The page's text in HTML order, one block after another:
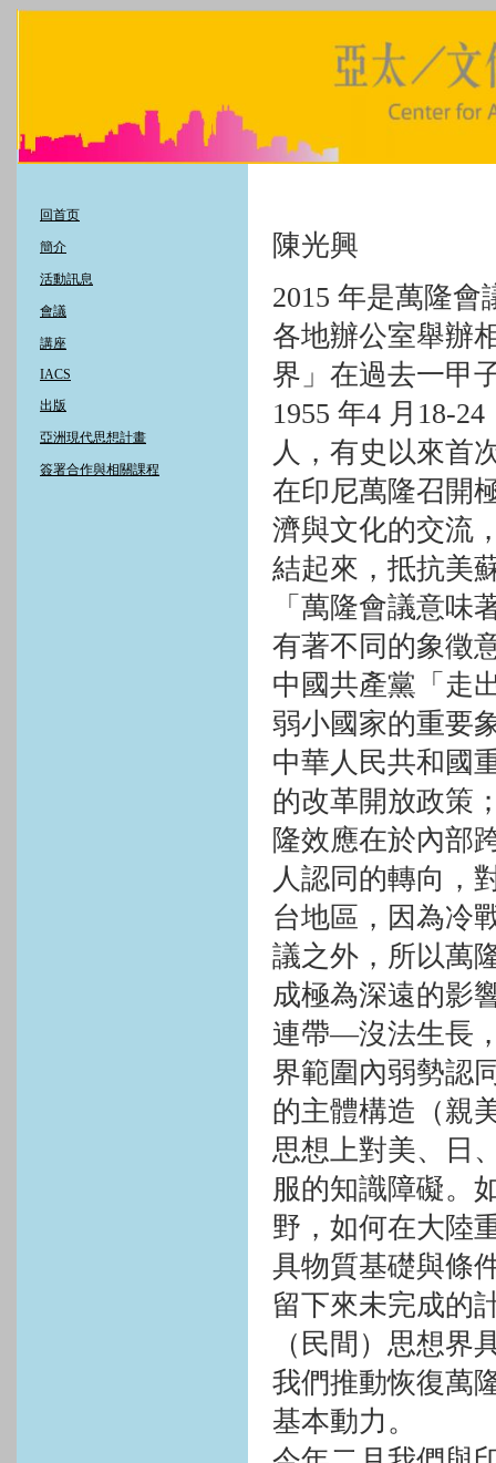
回首页
簡介
活動訊息
會議
講座
IACS
出版
亞洲現代思想計畫
簽署合作與相關課程
陳光興
2015 年是萬隆會
各地辦公室舉辦
界」在過去一甲
1955 年4 月 18-24
人，有史以來首
在印尼萬隆召開
濟與文化的交流
結起來，抵抗美
「萬隆會議意味
有著不同的象徵
中國共產黨「走
弱小國家的重要
中華人民共和國
的改革開放政策
隆效應在於內部
人認同的轉向，
台地區，因為冷
議之外，所以萬
成極為深遠的影
連帶—沒法生長
界範圍內弱勢認
的主體構造（親
思想上對美、日
服的知識障礙。
野，如何在大陸
具物質基礎與條
留下來未完成的
（民間）思想界
我們推動恢復萬
基本動力。